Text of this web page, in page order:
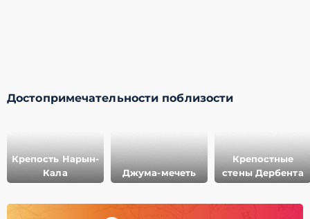
Достопримечательности поблизости
Крепость Нарын-
Кала
Джума-мечеть
Крепостные
стены Дербента